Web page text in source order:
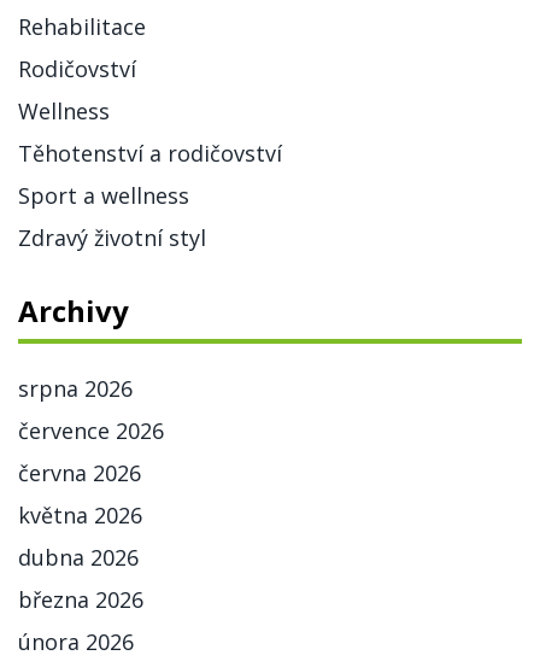
Rehabilitace
Rodičovství
Wellness
Těhotenství a rodičovství
Sport a wellness
Zdravý životní styl
Archivy
srpna 2026
července 2026
června 2026
května 2026
dubna 2026
března 2026
února 2026